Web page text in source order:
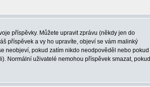
příspěvky. Můžete upravit zprávu (někdy jen do
příspěvek a vy ho upravíte, objeví se vám malinký
neobjeví, pokud zatím nikdo neodpověděl nebo pokud
Normální uživatelé nemohou příspěvek smazat, pokud